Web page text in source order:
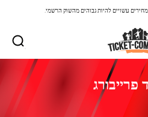
עשויים להיות גבוהים מהשוק הרשמי.
פרייבורג